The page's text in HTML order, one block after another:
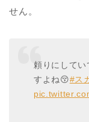
せん。
頼りにして
すよね😚#ス